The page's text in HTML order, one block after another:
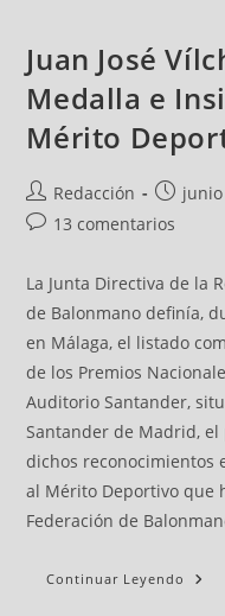
Juan José
Medalla e
Mérito
Redacción junio
13 comentarios
La Junta Directiva de la
de Balonmano definía,
en Málaga, el listado
de los Premios
Auditorio Santander,
Santander de Madrid,
dichos reconocimientos
al Mérito Deportivo que
Federación de
Continuar Leyendo